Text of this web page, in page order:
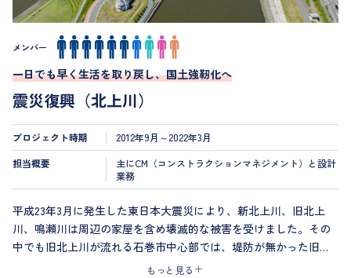
メンバー
一日でも早く生活を取り戻し、国土強靭化へ
震災復興（北上川）
プロジェクト時期
2012年9月～2022年3月
担当概要
主にCM（コンストラクションマネジメント）と設計
業務
平成23年3月に発生した東日本大震災により、新北上川、旧北上
川、鳴瀬川は周辺の家屋を含め壊滅的な被害を受けました。その
中でも旧北上川が流れる石巻市中心部では、堤防が無かった旧北
上川河口部において、地域住民との合意形成を図りながら、高さ
もっと見る